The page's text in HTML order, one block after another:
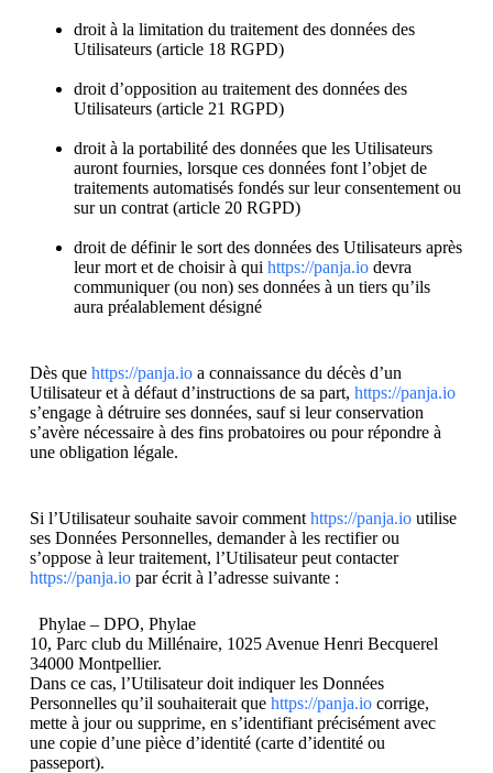
droit à la limitation du traitement des données des
Utilisateurs (article 18 RGPD)
droit d’opposition au traitement des données des
Utilisateurs (article 21 RGPD)
droit à la portabilité des données que les Utilisateurs
auront fournies, lorsque ces données font l’objet de
traitements automatisés fondés sur leur consentement ou
sur un contrat (article 20 RGPD)
droit de définir le sort des données des Utilisateurs après
leur mort et de choisir à qui https://panja.iodevra
communiquer (ou non) ses données à un tiers qu’ils
aura préalablement désigné
Dès que https://panja.ioa connaissance du décès d’un
Utilisateur et à défaut d’instructions de sa part, https://panja.io
s’engage à détruire ses données, sauf si leur conservation
s’avère nécessaire à des fins probatoires ou pour répondre à
une obligation légale.
Si l’Utilisateur souhaite savoir comment https://panja.ioutilise
ses Données Personnelles, demander à les rectifier ou
s’oppose à leur traitement, l’Utilisateur peut contacter
https://panja.iopar écrit à l’adresse suivante :
Phylae – DPO, Phylae
10, Parc club du Millénaire, 1025 Avenue Henri Becquerel
34000 Montpellier.
Dans ce cas, l’Utilisateur doit indiquer les Données
Personnelles qu’il souhaiterait que https://panja.iocorrige,
mette à jour ou supprime, en s’identifiant précisément avec
une copie d’une pièce d’identité (carte d’identité ou
passeport).